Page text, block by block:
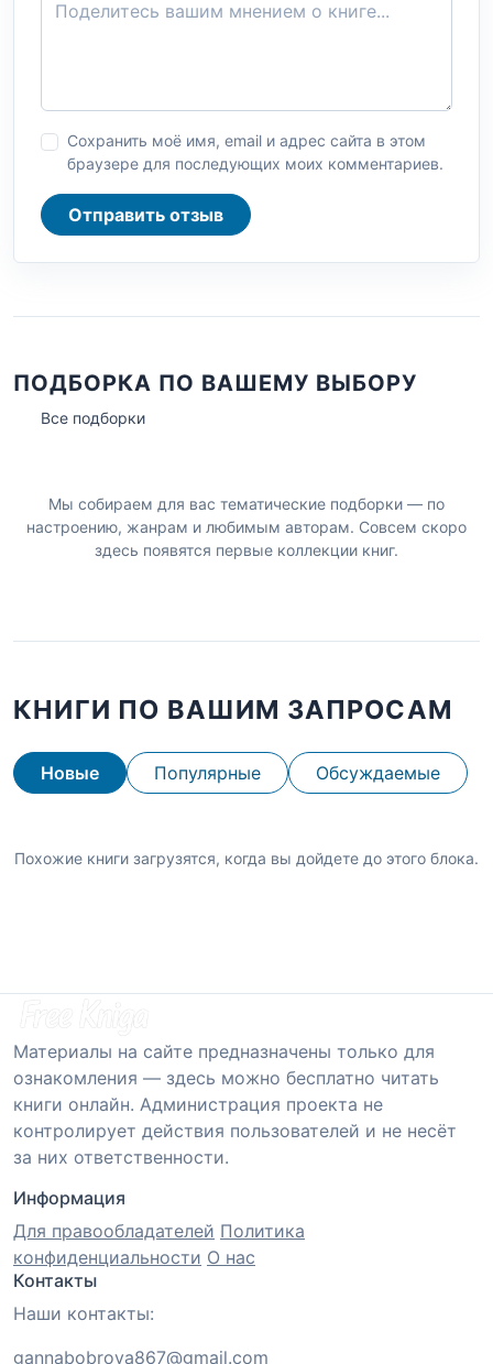
Сохранить моё имя, email и адрес сайта в этом
браузере для последующих моих комментариев.
Отправить отзыв
ПОДБОРКА ПО ВАШЕМУ ВЫБОРУ
Все подборки
Мы собираем для вас тематические подборки — по
настроению, жанрам и любимым авторам. Совсем скоро
здесь появятся первые коллекции книг.
КНИГИ ПО ВАШИМ ЗАПРОСАМ
Новые Популярные Обсуждаемые
Похожие книги загрузятся, когда вы дойдете до этого блока.
Материалы на сайте предназначены только для
ознакомления — здесь можно бесплатно читать
книги онлайн. Администрация проекта не
контролирует действия пользователей и не несёт
за них ответственности.
Информация
Для правообладателей Политика
конфиденциальности О нас
Контакты
Наши контакты:
gannabobrova867@gmail.com